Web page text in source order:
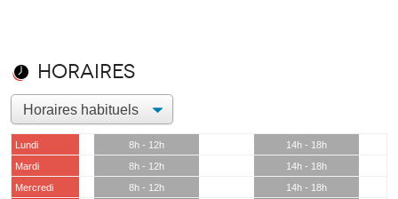
Horaires
Lundi 8h - 12h
14h - 18h
Mardi
8h - 12h
14h - 18h
Mercredi
8h - 12h
14h - 18h